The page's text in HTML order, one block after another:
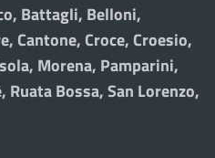
Battagli, Belloni,
Cantone, Croce, Croesio,
Morena, Pamparini,
Ruata Bossa, San Lorenzo,